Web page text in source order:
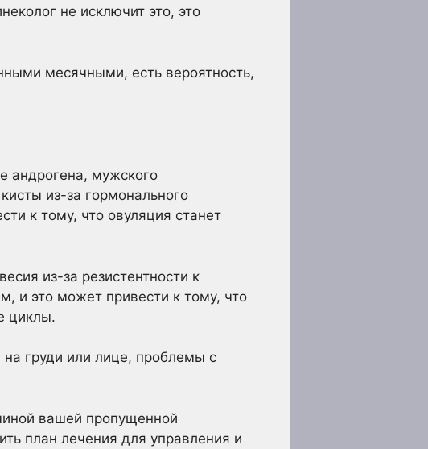
не исключит это, это
месячными, есть вероятность,
андрогена, мужского
из-за гормонального
к тому, что овуляция станет
из-за резистентности к
и это может привести к тому, что
циклы.
груди или лице, проблемы с
вашей пропущенной
план лечения для управления и